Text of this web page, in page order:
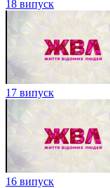
18 випуск
17 випуск
16 випуск